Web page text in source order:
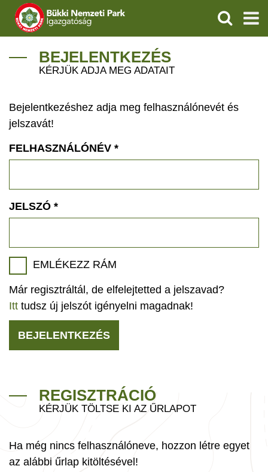
IGAZGATÓSÁG
VÍZVÉDELEM
ÖKOTURIZMUS
GEOPARKOK
KERESÉS
BEJELENTKEZÉS
KÉRJÜK ADJA MEG ADATAIT
Bejelentkezéshez adja meg felhasználónevét és
jelszavát!
FELHASZNÁLÓNÉV *
JELSZÓ *
EMLÉKEZZ RÁM
Már regisztráltál, de elfelejtetted a jelszavad?
Itt tudsz új jelszót igényelni magadnak!
BEJELENTKEZÉS
REGISZTRÁCIÓ
KÉRJÜK TÖLTSE KI AZ ŰRLAPOT
Ha még nincs felhasználóneve, hozzon létre egyet
az alábbi űrlap kitöltésével!